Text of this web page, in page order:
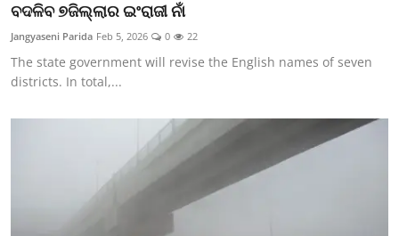
ବଦଳିବ ୭ଜିଲ୍ଲାର ଇଂରାଜୀ ନାଁ
Jangyaseni Parida Feb 5, 2026 0 22
The state government will revise the English names of seven
districts. In total,...